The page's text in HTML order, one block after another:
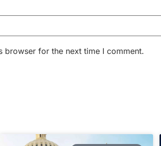
browser for the next time I comment.